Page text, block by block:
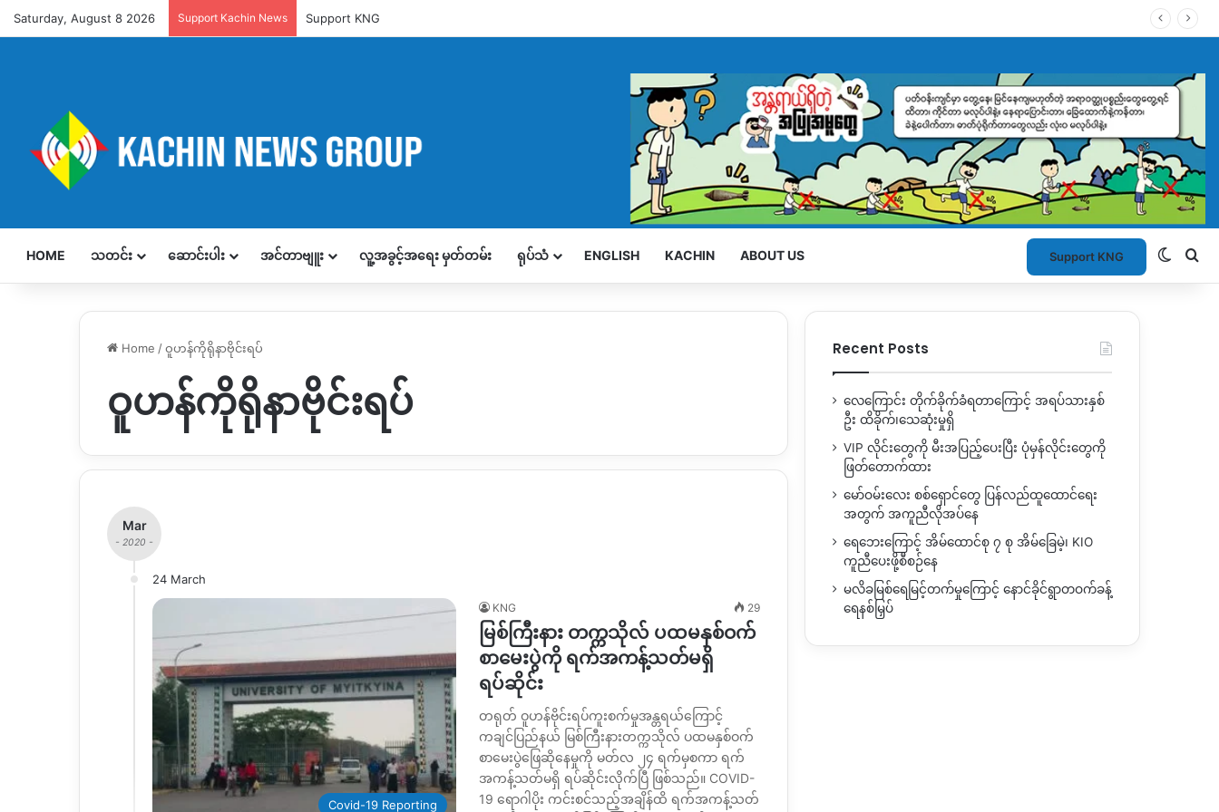
Saturday, August 8 2026 Support Kachin News Support KNG
HOME သတင်း ဆောင်းပါး အင်တာဗျူး လူ့အခွင့်အရေး မှတ်တမ်း ရုပ်သံ ENGLISH KACHIN ABOUT US Support KNG
Home /ဝူဟန်ကိုရိုနာဗိုင်းရပ်
ဝူဟန်ကိုရိုနာဗိုင်းရပ်
Mar
- 2020 -
24 March
Covid-19 Reporting
KNG 29
မြစ်ကြီးနား တက္ကသိုလ် ပထမနှစ်ဝက်
စာမေးပွဲကို ရက်အကန့်သတ်မရှိ
ရပ်ဆိုင်း
တရုတ် ဝူဟန်ဗိုင်းရပ်ကူးစက်မှုအန္တရယ်ကြောင့်
ကချင်ပြည်နယ် မြစ်ကြီးနားတက္ကသိုလ် ပထမနှစ်ဝက်
စာမေးပွဲဖြေဆိုနေမှုကို မတ်လ ၂၄ ရက်မှစကာ ရက်
အကန့်သတ်မရှိ ရပ်ဆိုင်းလိုက်ပြီ ဖြစ်သည်။ COVID-
19 ရောဂါပိုး ကင်းစင်သည့်အချိန်ထိ ရက်အကန့်သတ်
Recent Posts
လေကြောင်း တိုက်ခိုက်ခံရတာကြောင့် အရပ်သားနှစ်
ဦး ထိခိုက်၊သေဆုံးမှုရှိ
VIP လိုင်းတွေကို မီးအပြည့်ပေးပြီး ပုံမှန်လိုင်းတွေကို
ဖြတ်တောက်ထား
မော်ဝမ်းလေး စစ်ရှောင်တွေ ပြန်လည်ထူထောင်ရေး
အတွက် အကူညီလိုအပ်နေ
ရေဘေးကြောင့် အိမ်ထောင်စု ၇ စု အိမ်ခြေမဲ့၊ KIO
ကူညီပေးဖို့စီစဉ်နေ
မလိခမြစ်ရေမြင့်တက်မှုကြောင့် နောင်ခိုင်ရွာတဝက်ခန့်
ရေနစ်မြှပ်